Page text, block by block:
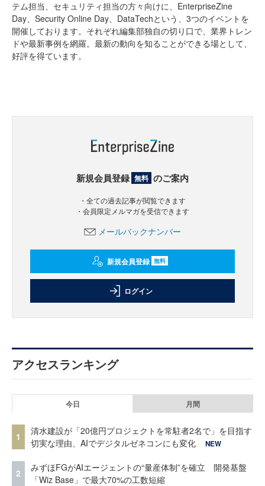
テム担当、セキュリティ担当の方々向けに、EnterpriseZine
Day、Security Online Day、DataTechという、3つのイベントを
開催しております。それぞれ編集部独自の切り口で、業界トレン
ドや最新事例を網羅。最新の動向を知ることができる場として、
好評を得ています。
新規会員登録 無料 のご案内
・全ての過去記事が閲覧できます
・会員限定メルマガを受信できます
メールバックナンバー
新規会員登録 無料
ログイン
アクセスランキング
今日 月間
1
清水建設が「20億円プロジェクトを常駐者2名で」を目指す
切実な理由、AIでデジタルゼネコンにも変化
NEW
2
みずほFGがAIエージェントの“量産体制”を確立 開発基盤
「Wiz Base」で最大70%の工数短縮